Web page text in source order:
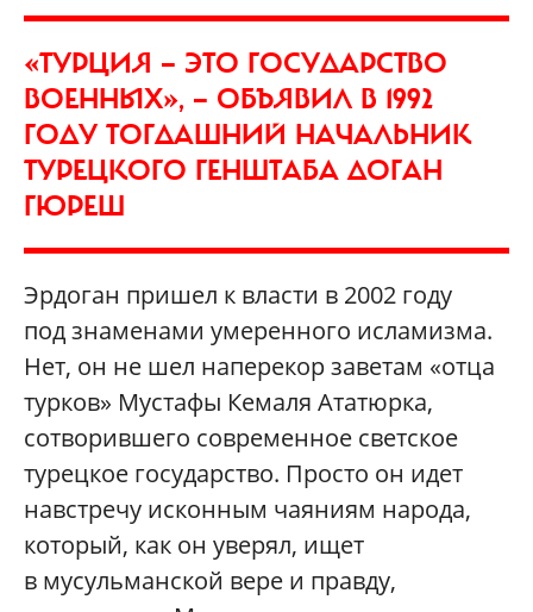
«ТУРЦИЯ — ЭТО ГОСУДАРСТВО
ВОЕННЫХ», — ОБЪЯВИЛ В 1992
ГОДУ ТОГДАШНИЙ НАЧАЛЬНИК
ТУРЕЦКОГО ГЕНШТАБА ДОГАН
ГЮРЕШ
Эрдоган пришел к власти в 2002 году
под знаменами умеренного исламизма.
Нет, он не шел наперекор заветам «отца
турков» Мустафы Кемаля Ататюрка,
сотворившего современное светское
турецкое государство. Просто он идет
навстречу исконным чаяниям народа,
который, как он уверял, ищет
в мусульманской вере и правду,